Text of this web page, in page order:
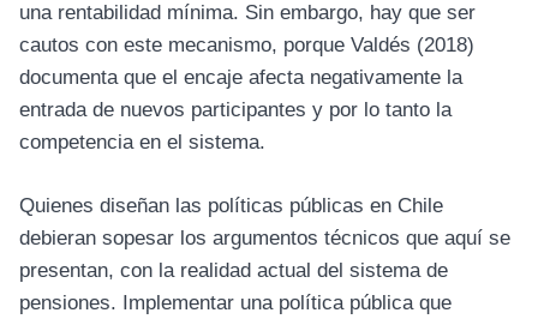
una rentabilidad mínima. Sin embargo, hay que ser
cautos con este mecanismo, porque Valdés (2018)
documenta que el encaje afecta negativamente la
entrada de nuevos participantes y por lo tanto la
competencia en el sistema.
Quienes diseñan las políticas públicas en Chile
debieran sopesar los argumentos técnicos que aquí se
presentan, con la realidad actual del sistema de
pensiones. Implementar una política pública que